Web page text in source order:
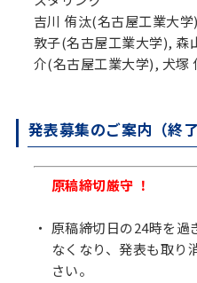
吉川 侑汰(名古屋工業大
敦子(名古屋工業大学), 森
介(名古屋工業大学), 犬塚
発表募集のご案内（終
原稿締切厳守 ！
原稿締切日の24時を過
なくなり、発表も取り
さい。